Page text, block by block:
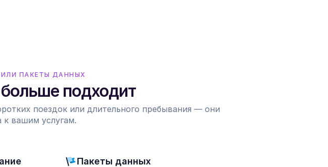
ПАКЕТЫ ДАННЫХ
подходит
поездок или длительного пребывания — они
к вашим услугам.
Пакеты данных